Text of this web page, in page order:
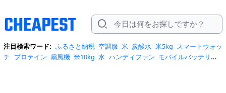
注目検索ワード: ふるさと納税 空調服 米 炭酸水 米5kg スマートウォッ
チ プロテイン 扇風機 米10kg 水 ハンディファン モバイルバッテリー